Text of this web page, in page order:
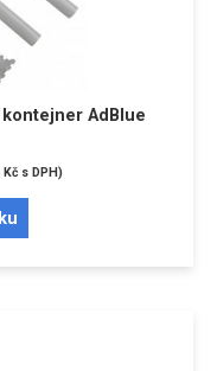
AdBlue
Kč s DPH)